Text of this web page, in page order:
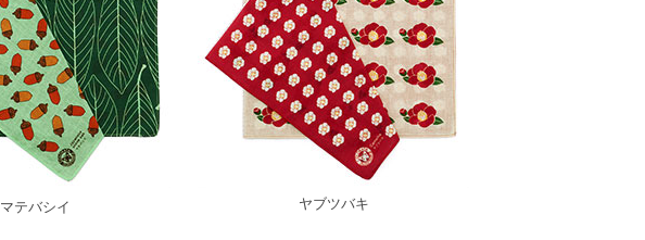
マテバシイ ヤブツバキ